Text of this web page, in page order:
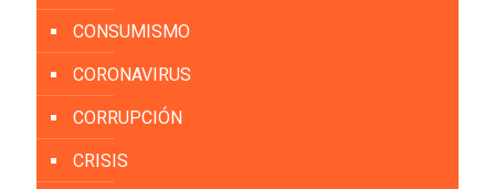
CONSUMISMO
CORONAVIRUS
CORRUPCIÓN
CRISIS